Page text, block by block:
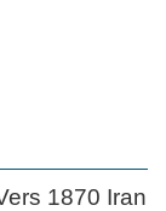
1870 Iran